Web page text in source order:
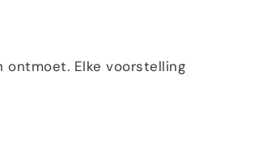
ontmoet. Elke voorstelling